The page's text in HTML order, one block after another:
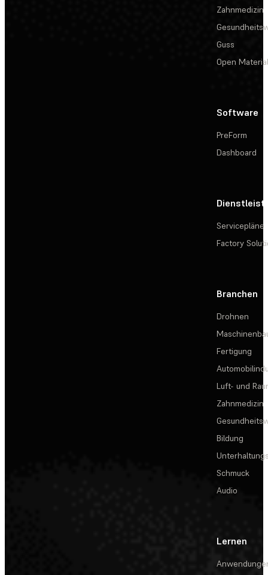
Zahnmedizin
Guss
Open
Software
PreForm
Dashboard
Servicepläne
Factory
Branchen
Drohnen
Fertigung
Luft- und
Zahnmedizin
Bildung
Schmuck
Audio
Lernen